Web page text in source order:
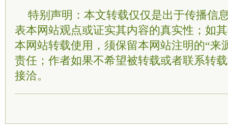
特别声明：本文转载仅仅是出于传播信
表本网站观点或证实其内容的真实性；如
本网站转载使用，须保留本网站注明的“来
责任；作者如果不希望被转载或者联系转
接洽。